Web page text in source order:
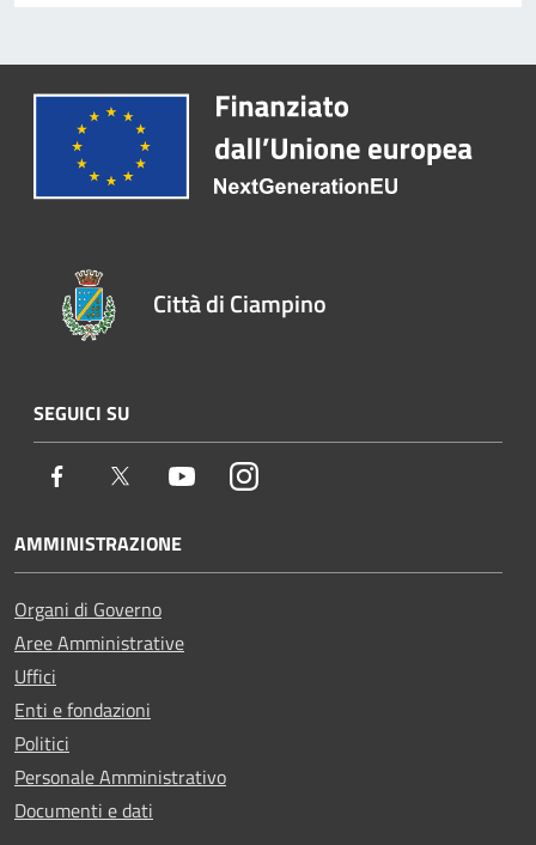
Città di Ciampino
SEGUICI SU
Facebook Twitter YoutubeInstagram
AMMINISTRAZIONE
Organi di Governo
Aree Amministrative
Uffici
Enti e fondazioni
Politici
Personale Amministrativo
Documenti e dati